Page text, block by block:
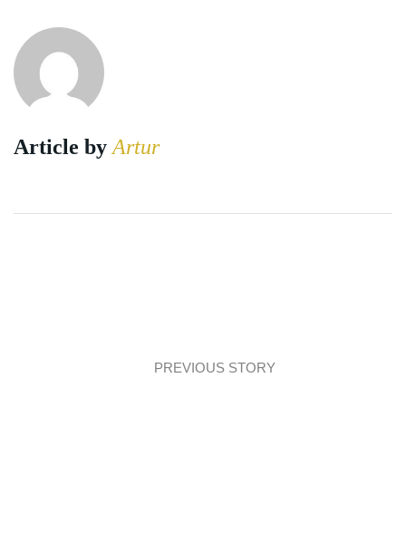
Article byArtur
PREVIOUS STORY